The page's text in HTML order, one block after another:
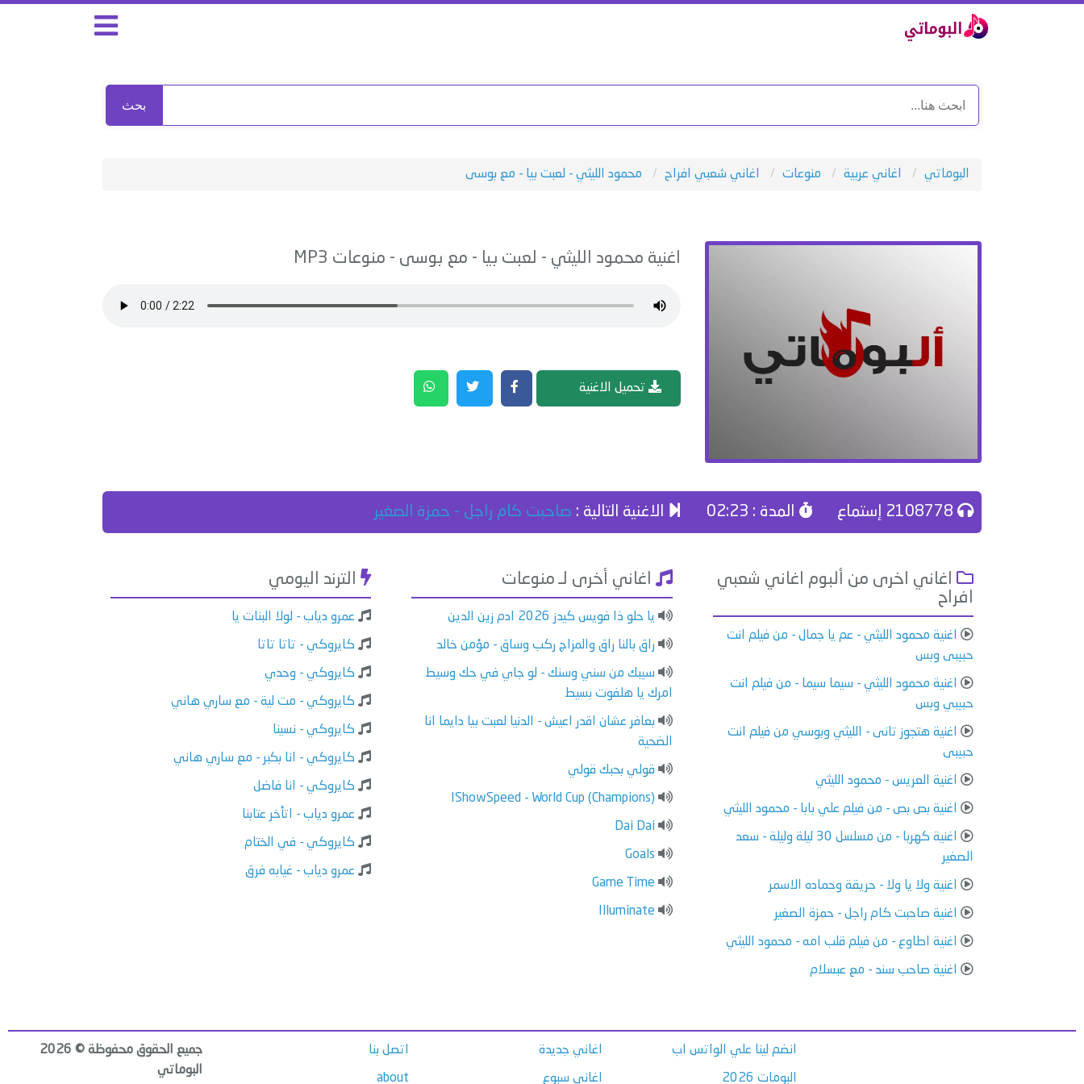
بحث
البوماتي اغاني عربية منوعات اغاني شعبي افراح محمود الليثي - لعبت بيا - مع بوسى
اغنية محمود الليثي - لعبت بيا - مع بوسى - منوعات
تحميل الاغنية
المدة : 02:23 الاغنية التالية : صاحبت كام راجل - حمزة الصغير
اغاني اخرى من ألبوم اغاني شعبي
افراح
اغنية محمود الليثي - عم يا جمال - من فيلم انت
حبيبى وبس
اغنية محمود الليثي - سيما سيما - من فيلم انت
حبيبي وبس
اغنية هتجوز تانى - الليثي وبوسي من فيلم انت
حبيبى
اغنية العريس - محمود الليثي
اغنية بص بص - من فيلم علي بابا - محمود الليثي
اغنية كهربا - من مسلسل 30 ليلة وليلة - سعد
الصغير
اغنية ولا يا ولا - حريقة وحماده الاسمر
اغنية صاحبت كام راجل - حمزة الصغير
اغنية اطاوع - من فيلم قلب امه - محمود الليثي
اغنية صاحب سند - مع عبسلام
اغاني أخرى لـ منوعات
يا حلو ذا فويس كيدز 2026 ادم زين الدين
راق بالنا راق والمزاج ركب وساق - مؤمن خالد
سيبك من سني وسنك - لو جاي في حك وسيط
امرك يا هلفوت بسيط
بعافر عشان اقدر اعيش - الدنيا لعبت بيا دايما انا
الضحية
قولي بحبك قولي
IShowSpeed - World Cup (Champions)
Dai Dai
Goals
Game Time
Illuminate
الترند اليومي
عمرو دياب - لولا البنات يا
كايروكي - تاتا تاتا
كايروكي - وحدي
كايروكي - مت لية - مع ساري هاني
كايروكي - نسينا
كايروكي - انا بكبر - مع ساري هاني
كايروكي - انا فاضل
عمرو دياب - اتأخر عتابنا
كايروكي - في الختام
عمرو دياب - غيابه فرق
انضم لينا علي الواتس اب
البومات 2026
اغاني جديدة
اغاني سبوع
اتصل بنا
about
جميع الحقوق محفوظة © 2026
البوماتي